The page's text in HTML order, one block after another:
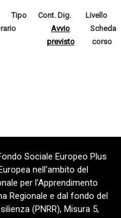
Tipo Cont. Dig.
Livello
Avvio
previsto
Scheda
corso
Sociale Europeo Plus
nell'ambito del
per l'Apprendimento
Regionale e dal fondo del
(PNRR), Misura 5,